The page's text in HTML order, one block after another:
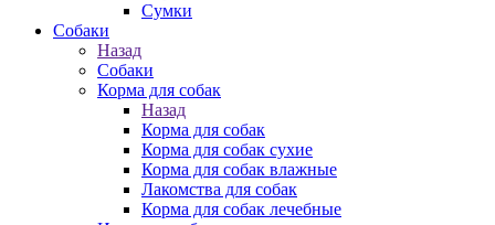
Сумки
Собаки
Назад
Собаки
Корма для собак
Назад
Корма для собак
Корма для собак сухие
Корма для собак влажные
Лакомства для собак
Корма для собак лечебные